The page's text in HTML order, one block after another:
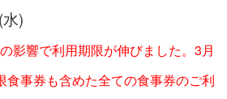
)
影響で利用期限が伸びました。3月
食事券も含めた全ての食事券のご利